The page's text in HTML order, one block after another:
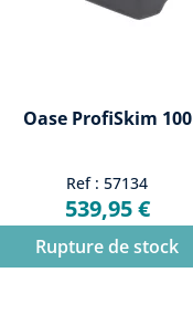
Oase ProfiSkim 100
Ref : 57134
539,95 €
Rupture de stock